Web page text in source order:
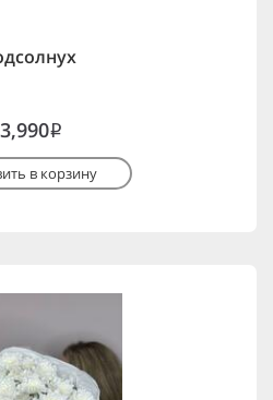
3,990i
в корзину